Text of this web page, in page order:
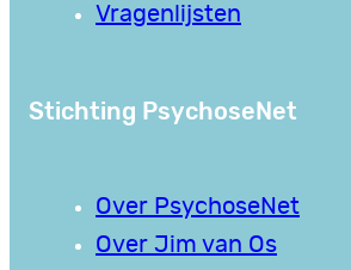
Vragenlijsten
Stichting PsychoseNet
Over PsychoseNet
Over Jim van Os